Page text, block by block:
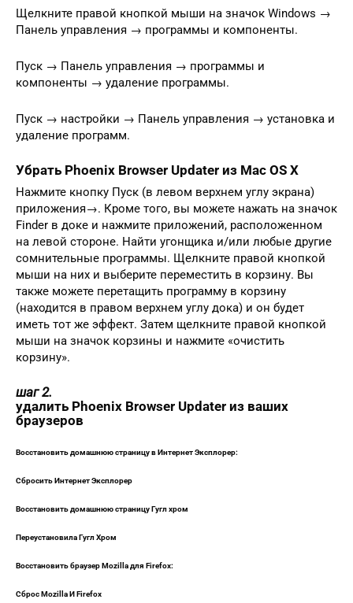
Щелкните правой кнопкой мыши на значок Windows →
Панель управления → программы и компоненты.
Пуск → Панель управления → программы и
компоненты → удаление программы.
Пуск → настройки → Панель управления → установка и
удаление программ.
Убрать Phoenix Browser Updater из Mac OS X
Нажмите кнопку Пуск (в левом верхнем углу экрана)
приложения→. Кроме того, вы можете нажать на значок
Finder в доке и нажмите приложений, расположенном
на левой стороне. Найти угонщика и/или любые другие
сомнительные программы. Щелкните правой кнопкой
мыши на них и выберите переместить в корзину. Вы
также можете перетащить программу в корзину
(находится в правом верхнем углу дока) и он будет
иметь тот же эффект. Затем щелкните правой кнопкой
мыши на значок корзины и нажмите «очистить
корзину».
шаг 2.
удалить Phoenix Browser Updater из ваших
браузеров
Восстановить домашнюю страницу в Интернет Эксплорер:
Сбросить Интернет Эксплорер
Восстановить домашнюю страницу Гугл хром
Переустановила Гугл Хром
Восстановить браузер Mozilla для Firefox:
Сброс Mozilla И Firefox